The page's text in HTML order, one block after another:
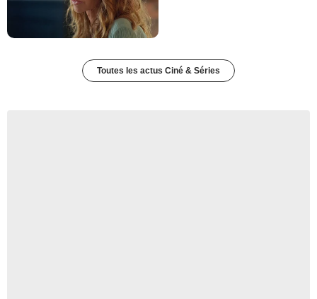
Toutes les actus Ciné & Séries